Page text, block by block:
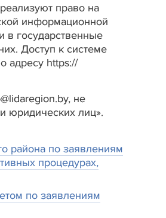
право на
информационной
в государственные
Доступ к системе
адресу https://
не
юридических лиц».
района по заявлениям
процедурах,
по заявлениям